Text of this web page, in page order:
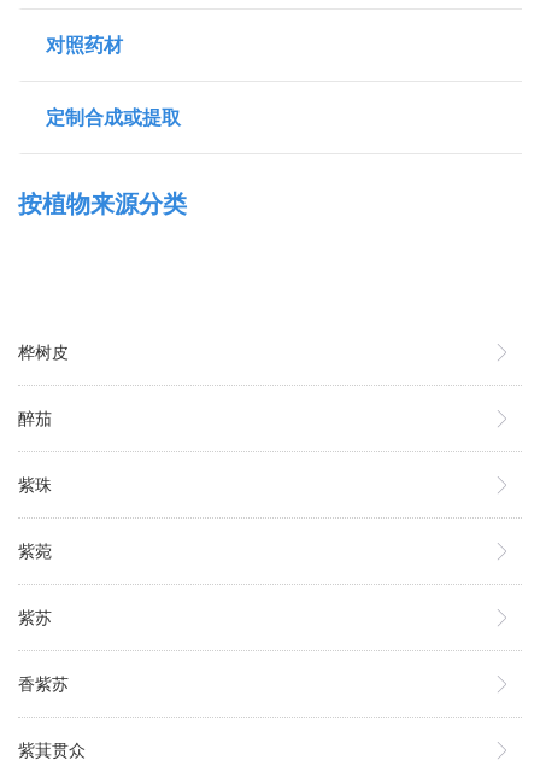
对照药材
定制合成或提取
按植物来源分类
桦树皮
醉茄
紫珠
紫菀
紫苏
香紫苏
紫萁贯众